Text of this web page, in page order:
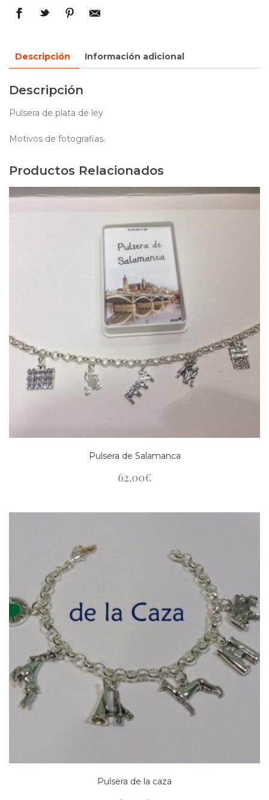
Descripción Información adicional
Descripción
Pulsera de plata de ley
Motivos de fotografias.
Productos Relacionados
Pulsera de Salamanca
62,00€
Pulsera de la caza